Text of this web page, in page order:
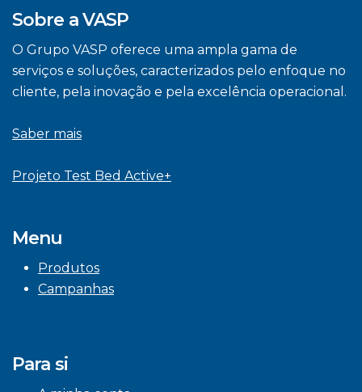
Sobre a VASP
O Grupo VASP oferece uma ampla gama de
serviços e soluções, caracterizados pelo enfoque no
cliente, pela inovação e pela excelência operacional.
Saber mais
Projeto Test Bed Active+
Menu
Produtos
Campanhas
Para si